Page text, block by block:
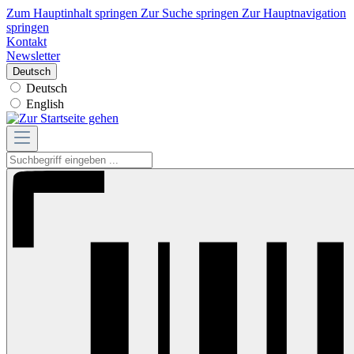
Zum Hauptinhalt springen Zur Suche springen Zur Hauptnavigation
springen
Kontakt
Newsletter
Deutsch
Deutsch
English